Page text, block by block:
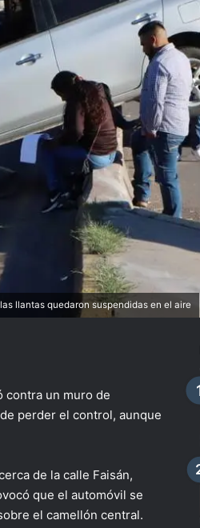
llantas quedaron suspendidas en el aire
contra un muro de
perder el control, aunque
de la calle Faisán,
que el automóvil se
el camellón central.